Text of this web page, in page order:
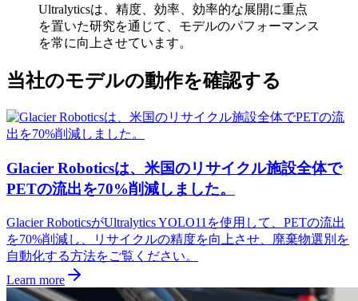
Ultralyticsは、精度、効率、効率的な展開に重点
を置いた研究を通じて、モデルのパフォーマンス
を常に向上させています。
当社のモデルの動作を確認する
Glacier Roboticsは、米国のリサイクル施設全体で
PETの流出を70%削減しました。
Glacier RoboticsがUltralytics YOLO11を使用して、PETの流出
を70%削減し、リサイクルの精度を向上させ、廃棄物選別を
自動化する方法をご覧ください。
Learn more